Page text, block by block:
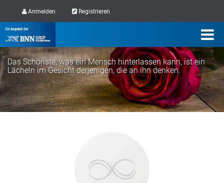
Anmelden Registrieren
Das Schönste, was ein Mensch hinterlassen kann, ist ein
Lächeln im Gesicht derjenigen, die an ihn denken.